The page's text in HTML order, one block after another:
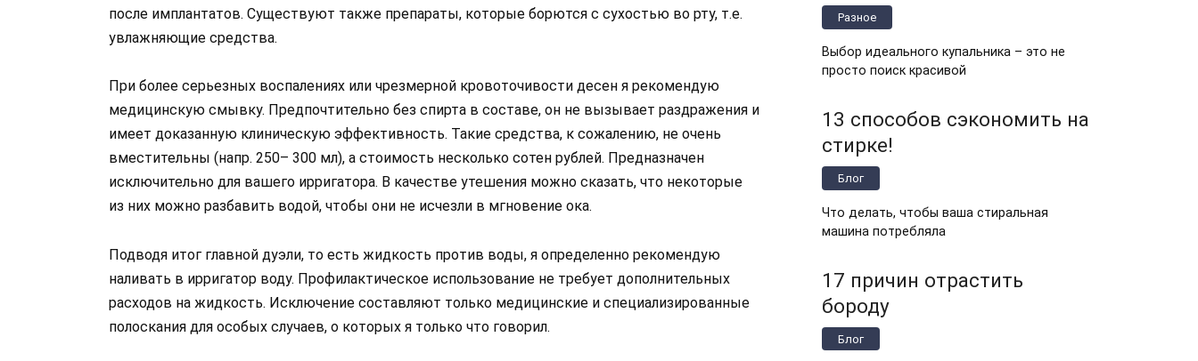
после имплантатов. Существуют также препараты, которые борются с сухостью во рту, т.е.
увлажняющие средства.
При более серьезных воспалениях или чрезмерной кровоточивости десен я рекомендую
медицинскую смывку. Предпочтительно без спирта в составе, он не вызывает раздражения и
имеет доказанную клиническую эффективность. Такие средства, к сожалению, не очень
вместительны (напр. 250– 300 мл), а стоимость несколько сотен рублей. Предназначен
исключительно для вашего ирригатора. В качестве утешения можно сказать, что некоторые
из них можно разбавить водой, чтобы они не исчезли в мгновение ока.
Подводя итог главной дуэли, то есть жидкость против воды, я определенно рекомендую
наливать в ирригатор воду. Профилактическое использование не требует дополнительных
расходов на жидкость. Исключение составляют только медицинские и специализированные
полоскания для особых случаев, о которых я только что говорил.
Разное
Выбор идеального купальника – это не
просто поиск красивой
13 способов сэкономить на
стирке!
Блог
Что делать, чтобы ваша стиральная
машина потребляла
17 причин отрастить
бороду
Блог